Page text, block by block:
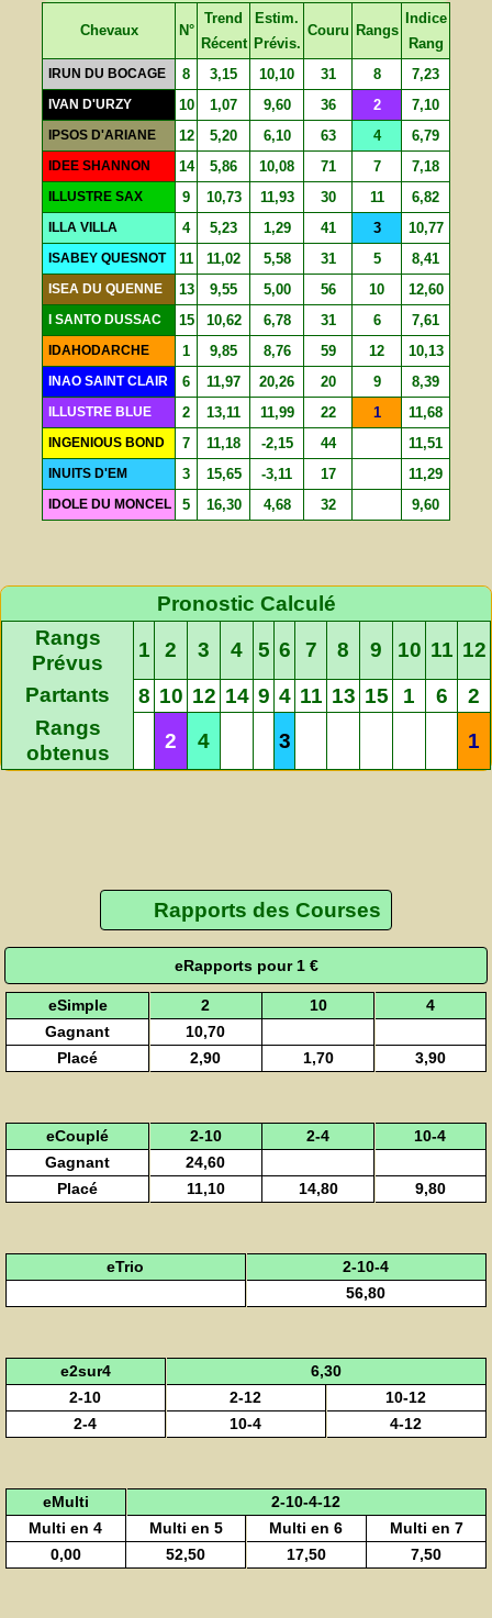
Chevaux N°
Trend
Récent
Estim.
Prévis.
Couru Rangs
Indice
Rang
IRUN DU BOCAGE 8 3,15 10,10 31 8 7,23
IVAN D'URZY 10 1,07 9,60 36 2 7,10
IPSOS D'ARIANE 12 5,20 6,10 63 4 6,79
IDEE SHANNON 14 5,86 10,08 71 7 7,18
ILLUSTRE SAX 9 10,73 11,93 30 11 6,82
ILLA VILLA 4 5,23 1,29 41 3 10,77
ISABEY QUESNOT 11 11,02 5,58 31 5 8,41
ISEA DU QUENNE 13 9,55 5,00 56 10 12,60
I SANTO DUSSAC 15 10,62 6,78 31 6 7,61
IDAHODARCHE 1 9,85 8,76 59 12 10,13
INAO SAINT CLAIR 6 11,97 20,26 20 9 8,39
ILLUSTRE BLUE 2 13,11 11,99 22 1 11,68
INGENIOUS BOND 7 11,18 -2,15 44 11,51
INUITS D'EM 3 15,65 -3,11 17 11,29
IDOLE DU MONCEL 5 16,30 4,68 32 9,60
Pronostic Calculé
Rangs
Prévus
1 2 3 4 5 6 7 8 9 10 11 12
Partants
8 10 12 14 9 4 11 13 15 1 6
2
Rangs
obtenus
2 4 3 1
Rapports des Courses
eRapports pour 1 €
eSimple 2 10
4
Gagnant
10,70
Placé
2,90 1,70 3,90
eCouplé 2-10 2-4
10-4
Gagnant
24,60
Placé
11,10 14,80 9,80
eTrio
2-10-4
56,80
e2sur4
6,30
2-10
2-12
10-12
2-4
10-4 4-12
eMulti
2-10-4-12
Multi en 4
Multi en 5 Multi en 6
Multi en 7
0,00
52,50 17,50 7,50